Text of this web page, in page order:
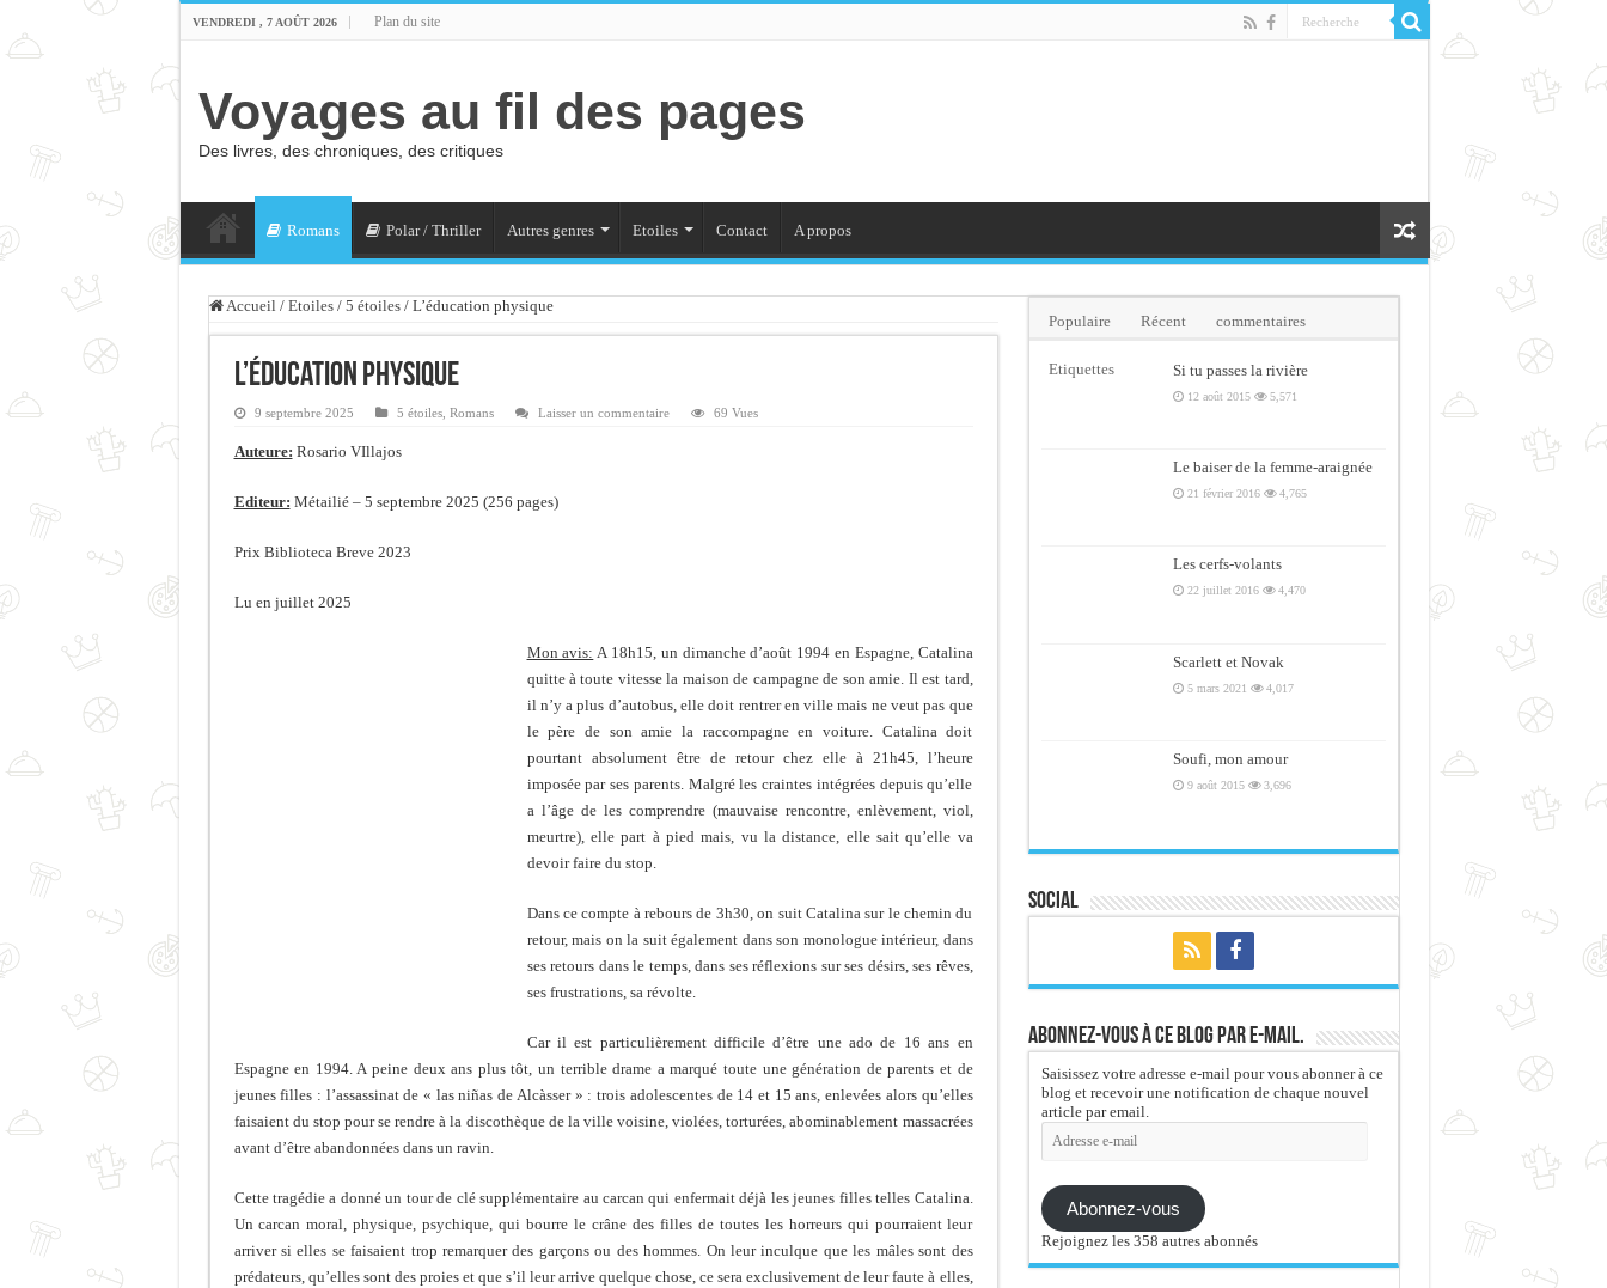
VENDREDI , 7 AOÛT 2026 Plan du site
Voyages au fil des pages
Des livres, des chroniques, des critiques
Romans Polar / Thriller Autres genres Etoiles Contact A propos
Accueil / Etoiles / 5 étoiles / L’éducation physique
L’éducation physique
9 septembre 2025 5 étoiles, Romans Laisser un commentaire 69 Vues
Auteure: Rosario VIllajos
Editeur: Métailié – 5 septembre 2025 (256 pages)
Prix Biblioteca Breve 2023
Lu en juillet 2025
Mon avis: A 18h15, un dimanche d’août 1994 en Espagne, Catalina
quitte à toute vitesse la maison de campagne de son amie. Il est tard,
il n’y a plus d’autobus, elle doit rentrer en ville mais ne veut pas que
le père de son amie la raccompagne en voiture. Catalina doit
pourtant absolument être de retour chez elle à 21h45, l’heure
imposée par ses parents. Malgré les craintes intégrées depuis qu’elle
a l’âge de les comprendre (mauvaise rencontre, enlèvement, viol,
meurtre), elle part à pied mais, vu la distance, elle sait qu’elle va
devoir faire du stop.
Dans ce compte à rebours de 3h30, on suit Catalina sur le chemin du
retour, mais on la suit également dans son monologue intérieur, dans
ses retours dans le temps, dans ses réflexions sur ses désirs, ses rêves,
ses frustrations, sa révolte.
Car il est particulièrement difficile d’être une ado de 16 ans en
Espagne en 1994. A peine deux ans plus tôt, un terrible drame a marqué toute une génération de parents et de
jeunes filles : l’assassinat de « las niñas de Alcàsser » : trois adolescentes de 14 et 15 ans, enlevées alors qu’elles
faisaient du stop pour se rendre à la discothèque de la ville voisine, violées, torturées, abominablement massacrées
avant d’être abandonnées dans un ravin.
Cette tragédie a donné un tour de clé supplémentaire au carcan qui enfermait déjà les jeunes filles telles Catalina.
Un carcan moral, physique, psychique, qui bourre le crâne des filles de toutes les horreurs qui pourraient leur
arriver si elles se faisaient trop remarquer des garçons ou des hommes. On leur inculque que les mâles sont des
prédateurs, qu’elles sont des proies et que s’il leur arrive quelque chose, ce sera exclusivement de leur faute à elles,
Populaire Récent commentaires
Etiquettes Si tu passes la rivière
12 août 2015 5,571
Le baiser de la femme-araignée
21 février 2016 4,765
Les cerfs-volants
22 juillet 2016 4,470
Scarlett et Novak
5 mars 2021 4,017
Soufi, mon amour
9 août 2015 3,696
Social
Abonnez-vous à ce blog par e-mail.
Saisissez votre adresse e-mail pour vous abonner à ce
blog et recevoir une notification de chaque nouvel
article par email.
Adresse
Abonnez-vous
Rejoignez les 358 autres abonnés